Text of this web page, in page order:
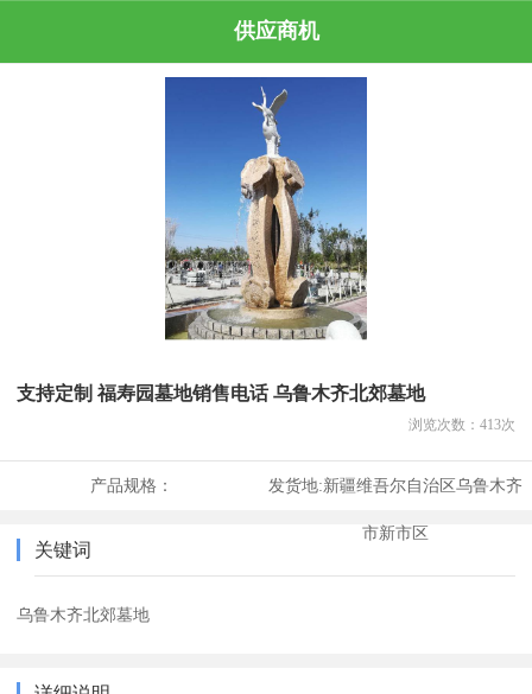
供应商机
支持定制 福寿园墓地销售电话 乌鲁木齐北郊墓地
浏览次数： 413次
产品规格： 发货地:新疆维吾尔自治区乌鲁木齐
市新市区
关键词
乌鲁木齐北郊墓地